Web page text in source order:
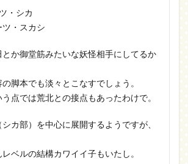
・シカ
・スカシ
か御堂筋みたいな妖怪相手にしてるか
脚本でも淡々とこなすでしょう。
点では荒北との接点もあったわけで。
カ部）を中心に展開するようですが、
ベルの結構カワイイ子もいたし。